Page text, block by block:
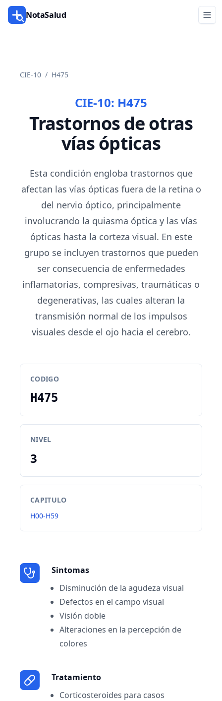
NotaSalud
CIE-10 / H475
CIE-10: H475
Trastornos de otras
vías ópticas
Esta condición engloba trastornos que
afectan las vías ópticas fuera de la retina o
del nervio óptico, principalmente
involucrando la quiasma óptica y las vías
ópticas hasta la corteza visual. En este
grupo se incluyen trastornos que pueden
ser consecuencia de enfermedades
inflamatorias, compresivas, traumáticas o
degenerativas, las cuales alteran la
transmisión normal de los impulsos
visuales desde el ojo hacia el cerebro.
CODIGO
H475
NIVEL
3
CAPITULO
H00-H59
Sintomas
Disminución de la agudeza visual
Defectos en el campo visual
Visión doble
Alteraciones en la percepción de
colores
Tratamiento
Corticosteroides para casos